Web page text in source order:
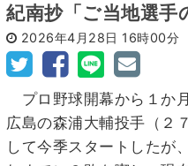
紀南抄「ご当地選手
2026年4月28日 16時00分
プロ野球開幕から１か
広島の森浦大輔投手（２
して今季スタートしたが